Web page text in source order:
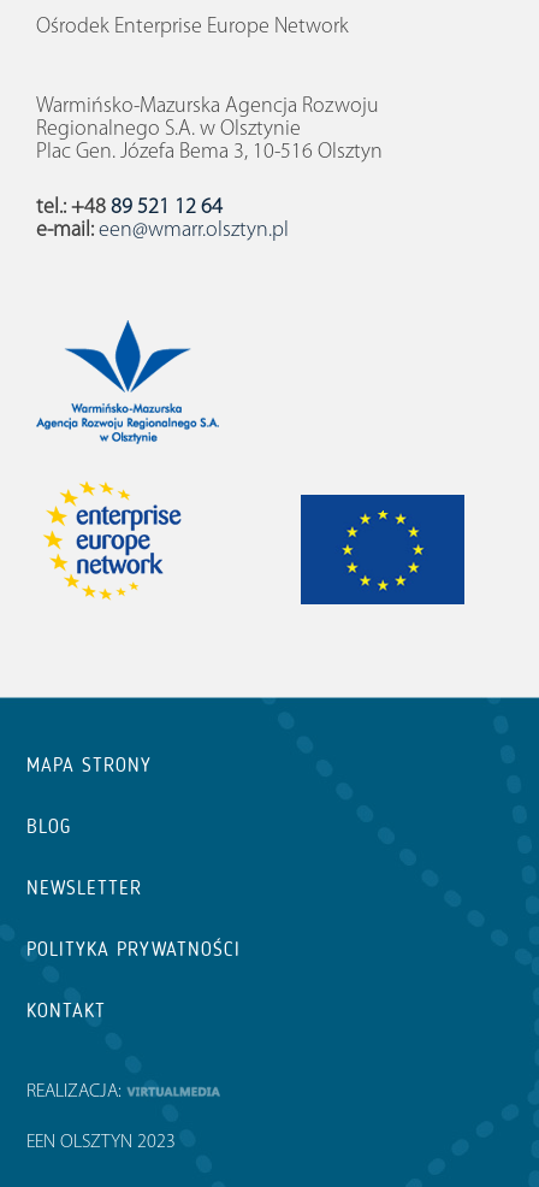
Ośrodek Enterprise Europe Network
Warmińsko-Mazurska Agencja Rozwoju
Regionalnego S.A. w Olsztynie
Plac Gen. Józefa Bema 3, 10-516 Olsztyn
tel.: +48 89 521 12 64
e-mail: een@wmarr.olsztyn.pl
MAPA STRONY
BLOG
NEWSLETTER
POLITYKA PRYWATNOŚCI
KONTAKT
REALIZACJA:
EEN OLSZTYN 2023